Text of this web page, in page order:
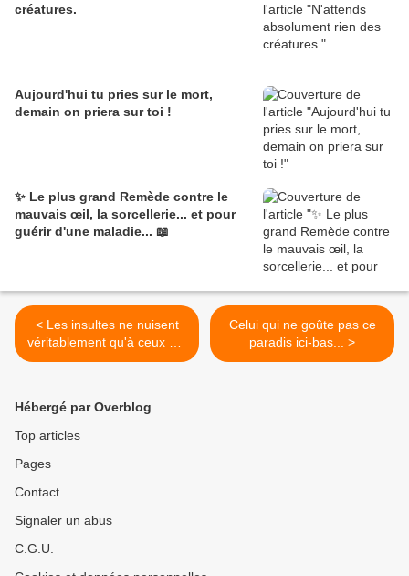
créatures.
Aujourd'hui tu pries sur le mort,
demain on priera sur toi !
✨ Le plus grand Remède contre le
mauvais œil, la sorcellerie... et pour
guérir d'une maladie... 📖
< Les insultes ne nuisent
véritablement qu'à ceux qui
les prononcent
Celui qui ne goûte pas ce
paradis ici-bas... >
Hébergé par Overblog
Top articles
Pages
Contact
Signaler un abus
C.G.U.